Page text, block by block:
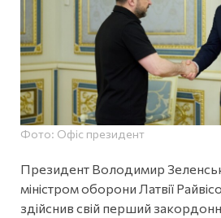
Фото: Офіс президент
Президент Володимир
міністром оборони Латвії
здійснив свій перший